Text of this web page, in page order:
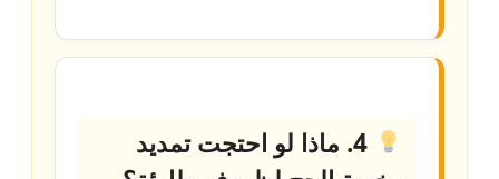
4. ماذا لو احتجت تمديد